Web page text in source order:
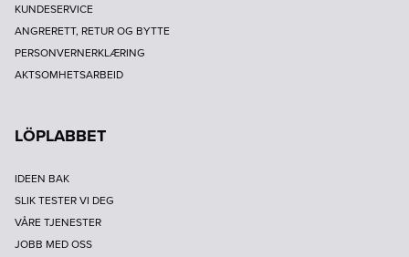
KUNDESERVICE
ANGRERETT, RETUR OG BYTTE
PERSONVERNERKLÆRING
AKTSOMHETSARBEID
LÖPLABBET
IDEEN BAK
SLIK TESTER VI DEG
VÅRE TJENESTER
JOBB MED OSS